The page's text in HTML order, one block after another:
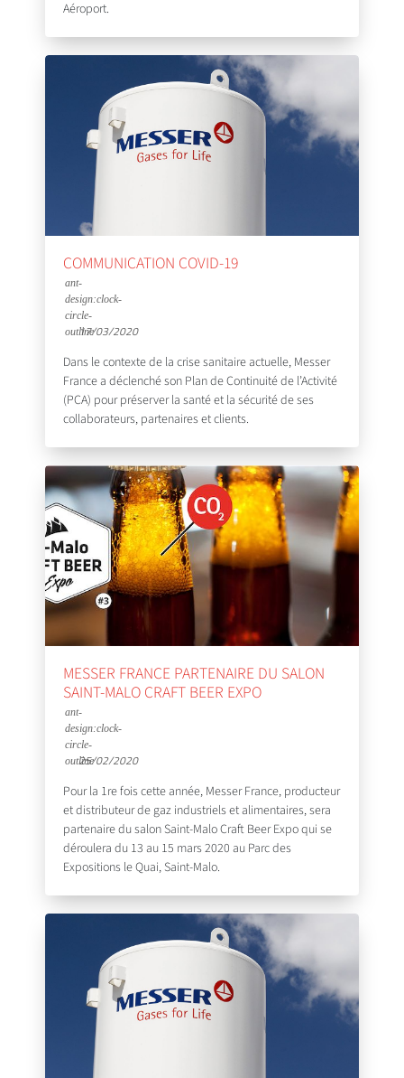
Aéroport.
COMMUNICATION COVID-19
17/03/2020
Dans le contexte de la crise sanitaire actuelle, Messer
France a déclenché son Plan de Continuité de l’Activité
(PCA) pour préserver la santé et la sécurité de ses
collaborateurs, partenaires et clients.
MESSER FRANCE PARTENAIRE DU SALON
SAINT-MALO CRAFT BEER EXPO
25/02/2020
Pour la 1re fois cette année, Messer France, producteur
et distributeur de gaz industriels et alimentaires, sera
partenaire du salon Saint-Malo Craft Beer Expo qui se
déroulera du 13 au 15 mars 2020 au Parc des
Expositions le Quai, Saint-Malo.